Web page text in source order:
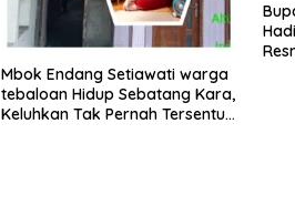
Mbok Endang Setiawati warga
tebaloan Hidup Sebatang Kara,
Keluhkan Tak Pernah Tersentuh